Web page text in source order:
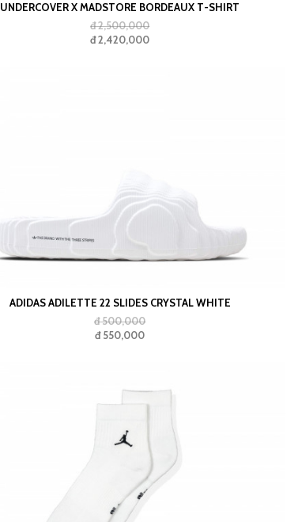
UNDERCOVER X MADSTORE BORDEAUX T-SHIRT
đ 2,500,000
đ 2,420,000
ADIDAS ADILETTE 22 SLIDES CRYSTAL WHITE
đ 500,000
đ 550,000